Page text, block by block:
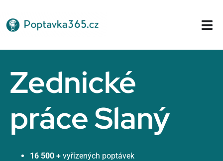
na
obsah
Zednické
práce Slaný
16 500 + vyřízených poptávek